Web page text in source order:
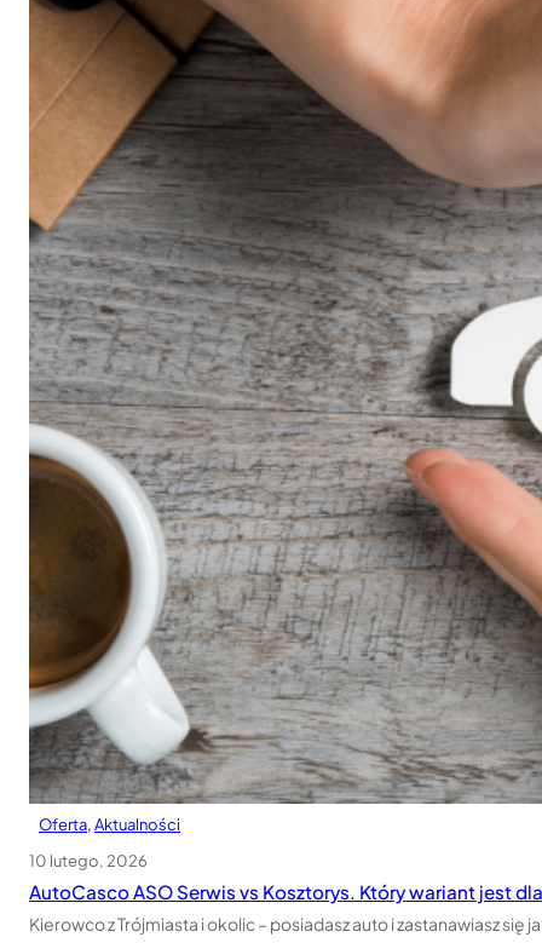
Oferta, Aktualności
10 lutego, 2026
AutoCasco ASO Serwis vs Kosztorys. Który wariant jest
Kierowco z Trójmiasta i okolic – posiadasz auto i zastanawiasz